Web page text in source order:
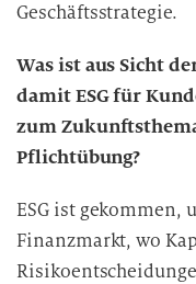
Geschäftsstrategie.
Was ist aus Sicht
damit ESG für
zum
Pflichtübung?
ESG ist gekommen,
Finanzmarkt, wo